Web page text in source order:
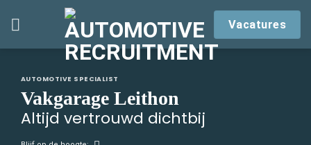
Vacatures
AUTOMOTIVE SPECIALIST
Vakgarage Leithon
Altijd vertrouwd dichtbij